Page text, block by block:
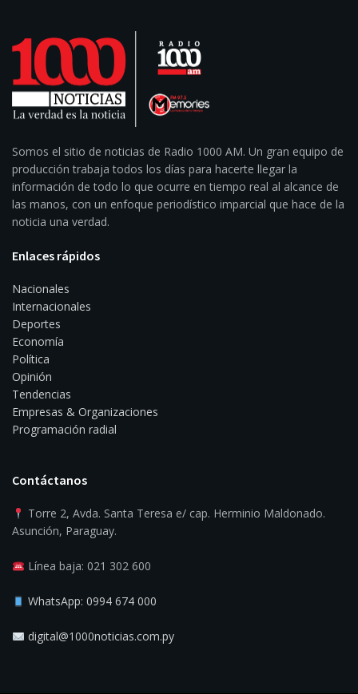
Somos el sitio de noticias de Radio 1000 AM. Un gran equipo de
producción trabaja todos los días para hacerte llegar la
información de todo lo que ocurre en tiempo real al alcance de
las manos, con un enfoque periodístico imparcial que hace de la
noticia una verdad.
Enlaces rápidos
Nacionales
Internacionales
Deportes
Economía
Política
Opinión
Tendencias
Empresas & Organizaciones
Programación radial
Contáctanos
Torre 2, Avda. Santa Teresa e/ cap. Herminio Maldonado.
Asunción, Paraguay.
Línea baja: 021 302 600
WhatsApp: 0994 674 000
digital@1000noticias.com.py